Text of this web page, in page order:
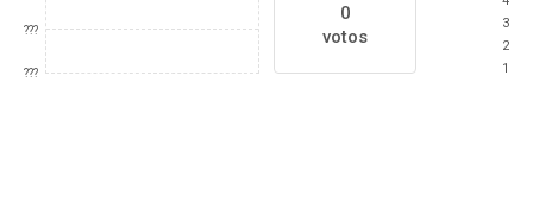
???
???
0
votos
3
2
1